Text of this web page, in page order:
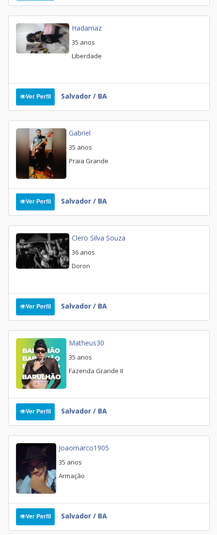
Hadamaz
35 anos
Liberdade
Ver Perfil Salvador / BA
Gabriel
35 anos
Praia Grande
Ver Perfil Salvador / BA
Clero Silva Souza
36 anos
Doron
Ver Perfil Salvador / BA
Matheus30
35 anos
Fazenda Grande II
Ver Perfil Salvador / BA
Joaomarco1905
35 anos
Armação
Ver Perfil Salvador / BA